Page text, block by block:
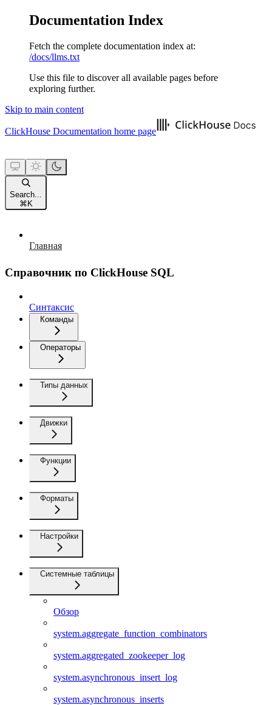
Documentation Index
Fetch the complete documentation index at:
/docs/llms.txt
Use this file to discover all available pages before
exploring further.
Skip to main content
ClickHouse Documentation home page
Search...
⌘ K
Главная
Справочник по ClickHouse SQL
Синтаксис
Команды
Операторы
Типы данных
Движки
Функции
Форматы
Настройки
Системные таблицы
Обзор
system.aggregate_function_combinators
system.aggregated_zookeeper_log
system.asynchronous_insert_log
system.asynchronous_inserts